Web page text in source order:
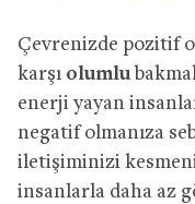
Çevrenizde pozitif
karşı olumlu
enerji yayan
negatif olmanıza
iletişiminizi
insanlarla daha az